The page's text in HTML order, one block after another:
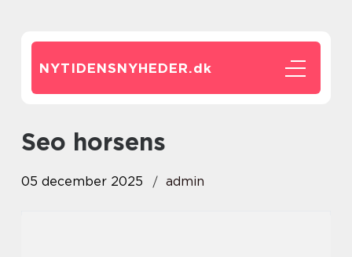
NYTIDENSNYHEDER.dk
seo horsens
05 december 2025 admin